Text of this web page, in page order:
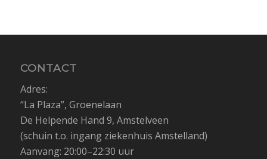
CONTACT
Adres:
“La Plaza”, Groenelaan
De Helpende Hand 9, Amstelveen
(schuin t.o. ingang ziekenhuis Amstelland)
Aanvang: 20:00–22:30 uur